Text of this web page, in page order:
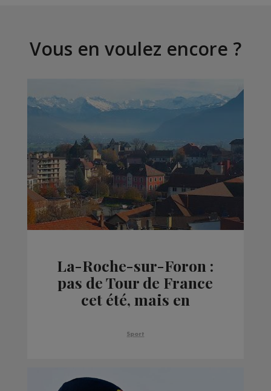
Vous en voulez encore ?
La-Roche-sur-Foron :
pas de Tour de France
cet été, mais en
Sport